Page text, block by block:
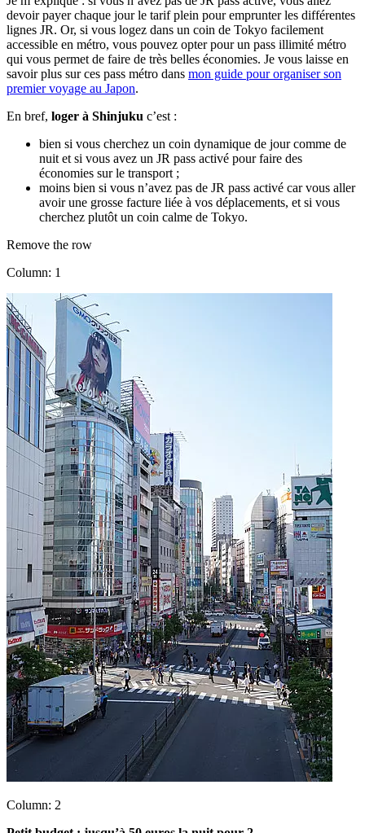
devoir payer chaque jour le tarif plein pour emprunter les différentes
lignes JR. Or, si vous logez dans un coin de Tokyo facilement
accessible en métro, vous pouvez opter pour un pass illimité métro
qui vous permet de faire de très belles économies. Je vous laisse en
savoir plus sur ces pass métro dans mon guide pour organiser son
premier voyage au Japon.
En bref, loger à Shinjuku c’est :
bien si vous cherchez un coin dynamique de jour comme de
nuit et si vous avez un JR pass activé pour faire des
économies sur le transport ;
moins bien si vous n’avez pas de JR pass activé car vous aller
avoir une grosse facture liée à vos déplacements, et si vous
cherchez plutôt un coin calme de Tokyo.
Remove the row
Column: 1
Column: 2